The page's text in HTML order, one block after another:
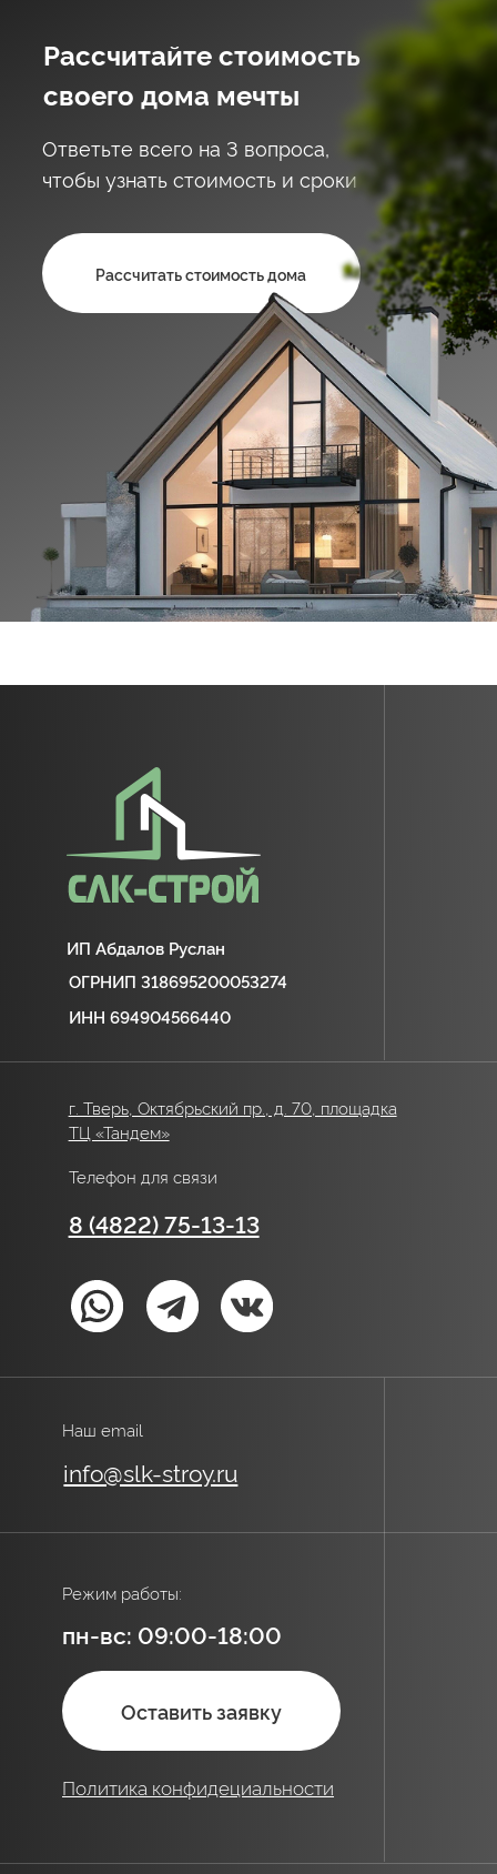
Режим работы:
г. Тверь, Октябрьский пр., д. 70, площадка
Телефон для связи
8 (4822) 75-13-13
пн-вс: 09:00-18:00
info@slk-stroy.ru
Разработка сайта:
web-spc.com
ОГРНИП 318695200053274
Оставить заявку
© Все права защищены. Копирование
сайта будет преследоваться по закону:
УК РФ Статья 146